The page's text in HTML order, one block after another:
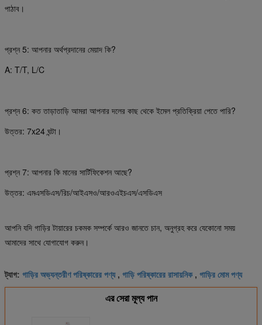
পাঠাব।
প্রশ্ন 5: আপনার অর্থপ্রদানের মেয়াদ কি?
A: T/T, L/C
প্রশ্ন 6: কত তাড়াতাড়ি আমরা আপনার দলের কাছ থেকে ইমেল প্রতিক্রিয়া পেতে পারি?
উত্তর: 7x24 ঘন্টা।
প্রশ্ন 7: আপনার কি মানের সার্টিফিকেশন আছে?
উত্তর: এমএসডিএস/রিচ/আইএসও/আরওএইচএস/এসডিএস
আপনি যদি গাড়ির টায়ারের চকমক সম্পর্কে আরও জানতে চান, অনুগ্রহ করে যেকোনো সময়
আমাদের সাথে যোগাযোগ করুন।
ট্যাগ: গাড়ির অভ্যন্তরীণ পরিষ্কারের পণ্য, গাড়ি পরিষ্কারের রাসায়নিক, গাড়ির মোম পণ্য
এর সেরা মূল্য পান